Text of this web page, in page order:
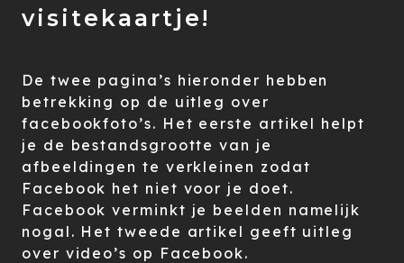
visitekaartje!
De twee pagina’s hieronder hebben
betrekking op de uitleg over
facebookfoto’s. Het eerste artikel helpt
je de bestandsgrootte van je
afbeeldingen te verkleinen zodat
Facebook het niet voor je doet.
Facebook verminkt je beelden namelijk
nogal. Het tweede artikel geeft uitleg
over video’s op Facebook.